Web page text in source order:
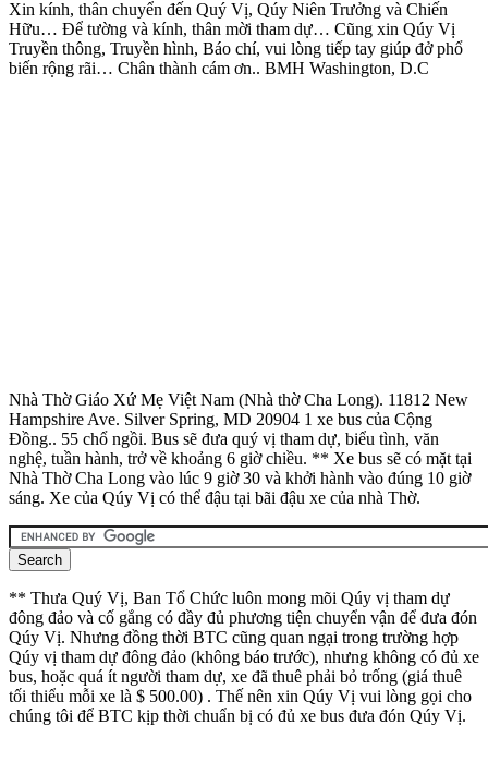
Xin kính, thân chuyển đến Quý Vị, Qúy Niên Trưởng và Chiến
Hữu… Để tường và kính, thân mời tham dự… Cũng xin Qúy Vị
Truyền thông, Truyền hình, Báo chí, vui lòng tiếp tay giúp đở phổ
biến rộng rãi… Chân thành cám ơn.. BMH Washington, D.C
Nhà Thờ Giáo Xứ Mẹ Việt Nam (Nhà thờ Cha Long). 11812 New
Hampshire Ave. Silver Spring, MD 20904 1 xe bus của Cộng
Đồng.. 55 chổ ngồi. Bus sẽ đưa quý vị tham dự, biểu tình, văn
nghệ, tuần hành, trở về khoảng 6 giờ chiều. ** Xe bus sẽ có mặt tại
Nhà Thờ Cha Long vào lúc 9 giờ 30 và khởi hành vào đúng 10 giờ
sáng. Xe của Qúy Vị có thể đậu tại bãi đậu xe của nhà Thờ.
** Thưa Quý Vị, Ban Tổ Chức luôn mong mõi Qúy vị tham dự
đông đảo và cố gắng có đầy đủ phương tiện chuyển vận để đưa đón
Qúy Vị. Nhưng đồng thời BTC cũng quan ngại trong trường hợp
Qúy vị tham dự đông đảo (không báo trước), nhưng không có đủ xe
bus, hoặc quá ít người tham dự, xe đã thuê phải bỏ trống (giá thuê
tối thiểu mỗi xe là $ 500.00) . Thế nên xin Qúy Vị vui lòng gọi cho
chúng tôi để BTC kịp thời chuẩn bị có đủ xe bus đưa đón Qúy Vị.